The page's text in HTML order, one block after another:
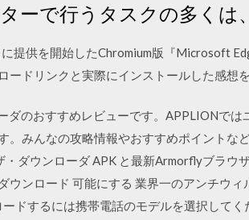
ーで行うタスクの多くは
提供を開始したChromium版『Microsoft
ードリンクと実際にインストールした感想を
ダのおすすめレビューです。APPLIONで
。みんなの攻略情報やおすすめポイントな
ダウンローダ APK と最新Armorflyブラウ
ウンロード 可能にする 業界一のアンチウ
ドするには携帯電話のモデルを選択して